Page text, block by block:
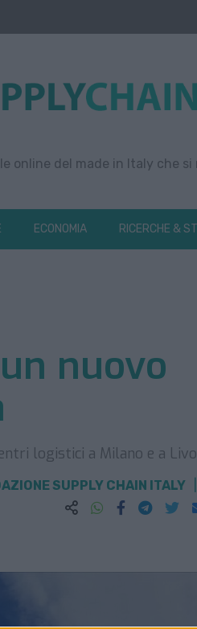
online del made in Italy che si
ECONOMIA RICERCHE &
nuovo
logistici a Milano e a
SUPPLY CHAIN ITALY